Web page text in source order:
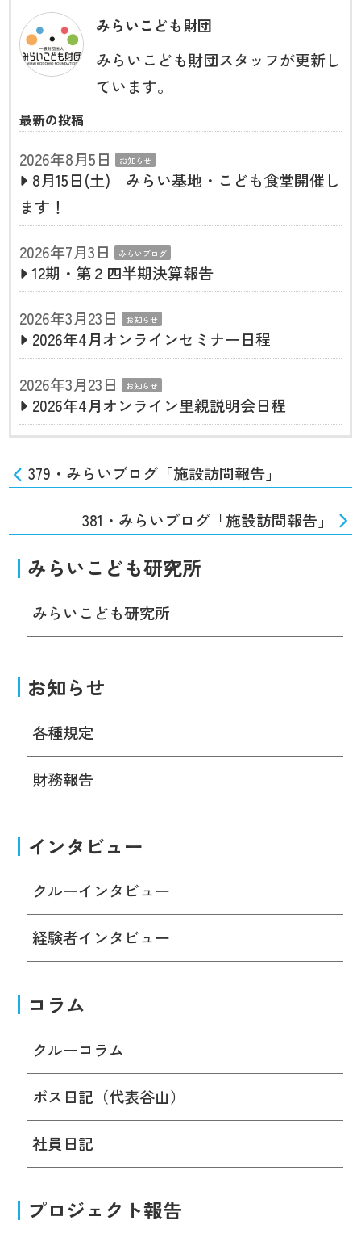
みらいこども財団
みらいこども財団スタッフが更新し
ています。
最新の投稿
2026年8月5日 お知らせ
8月15日(土) みらい基地・こども食堂開催し
ます！
2026年7月3日
みらいブログ
12期・第２四半期決算報告
2026年3月23日
お知らせ
2026年4月オンラインセミナー日程
2026年3月23日
お知らせ
2026年4月オンライン里親説明会日程
379・みらいブログ「施設訪問報告」
381・みらいブログ「施設訪問報告」
みらいこども研究所
みらいこども研究所
お知らせ
各種規定
財務報告
インタビュー
クルーインタビュー
経験者インタビュー
コラム
クルーコラム
ボス日記（代表谷山）
社員日記
プロジェクト報告